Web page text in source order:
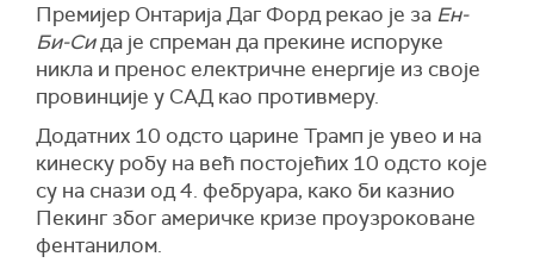
Премијер Онтарија Даг Форд рекао је за Ен-
Би-Сида је спреман да прекине испоруке
никла и пренос електричне енергије из своје
провинције у САД као противмеру.
Додатних 10 одсто царине Трамп је увео и на
кинеску робу на већ постојећих 10 одсто које
су на снази од 4. фебруара, како би казнио
Пекинг због америчке кризе проузроковане
фентанилом.